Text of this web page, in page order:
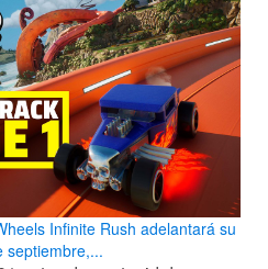
Infinite Rush adelantará su
septiembre,...